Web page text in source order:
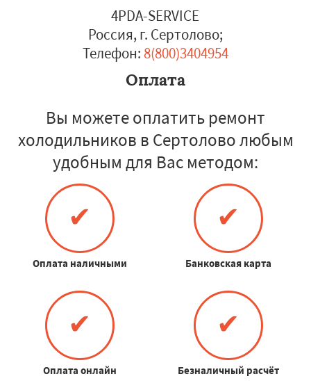
4PDA-SERVICE
Россия, г. Сертолово;
Телефон: 8(800)3404954
Оплата
Вы можете оплатить ремонт
холодильников в Сертолово любым
удобным для Вас методом:
✔
Оплата наличными
✔
Банковская карта
✔
Оплата онлайн
✔
Безналичный расчёт